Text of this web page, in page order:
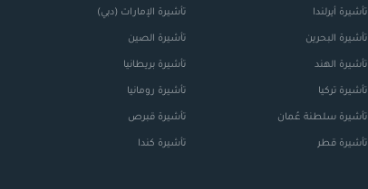
تأشيرة أيرلندا تأشيرة الإمارات (دبي)
تأشيرة البحرين تأشيرة الصين
تأشيرة الهند تأشيرة بريطانيا
تأشيرة تركيا تأشيرة رومانيا
تأشيرة سلطنة عُمان تأشيرة قبرص
تأشيرة قطر تأشيرة كندا